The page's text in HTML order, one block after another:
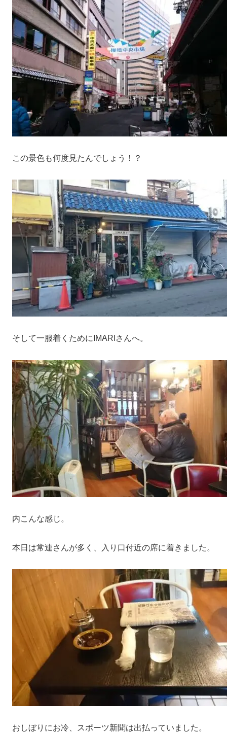
この景色も何度見たんでしょう！？
そして一服着くためにIMARIさんへ。
内こんな感じ。
本日は常連さんが多く、入り口付近の席に着きました。
おしぼりにお冷、スポーツ新聞は出払っていました。